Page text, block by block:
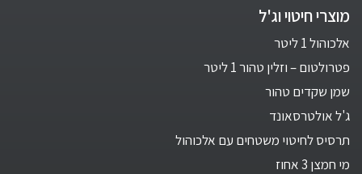
מוצרי חיטוי וג'ל
אלכוהול 1 ליטר
פטרולטום – וזלין טהור 1 ליטר
שמן שקדים טהור
ג'ל אולטרסאונד
תרסיס לחיטוי משטחים עם אלכוהול
מי חמצן 3 אחוז